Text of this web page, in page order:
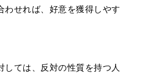
わせれば、好意を獲得しやす
しては、反対の性質を持つ人